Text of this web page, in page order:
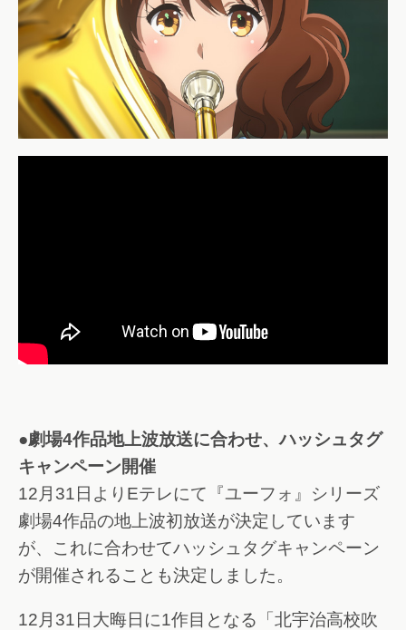
●劇場4作品地上波放送に合わせ、ハッシュタグ
キャンペーン開催
12月31日よりEテレにて『ユーフォ』シリーズ
劇場4作品の地上波初放送が決定しています
が、これに合わせてハッシュタグキャンペーン
が開催されることも決定しました。
12月31日大晦日に1作目となる「北宇治高校吹